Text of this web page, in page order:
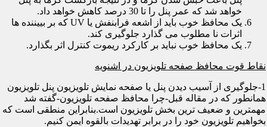
خواهد شد که عمر پنل را تا 30 درصد کاهش خواهد داد.
یک محافظ خوب باید از اشعه فرابنفش یا UV که بر بییننده ها
اثرات نا مطلوب می گذارد جلوگیری کند.
یک محافظ خوب نباید بر کارکرد ریموت کنترل اثر بگذارد.
نقاط قوت محافظ صفحه تلویزیون در اشنویه
1-جلوگیری از آسیب دیدن پنل یا صفحه نمایش تلویزیون پنل تلویزیون
همانطور که در مقاله قبل-چرا محافظ صفحه تلویزیون-گفته شد
مهمترین و ضعیف ترین بخش تلویزیون است.بنابراین منطقی است که
بخواهیم تلویزیون خود را در برابر تهدیدات بالقوه ایمن کنیم.